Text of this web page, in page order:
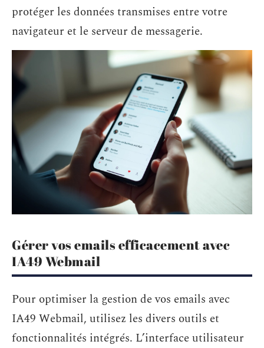
protéger les données transmises entre votre
navigateur et le serveur de messagerie.
Gérer vos emails efficacement avec
IA49 Webmail
Pour optimiser la gestion de vos emails avec
IA49 Webmail, utilisez les divers outils et
fonctionnalités intégrés. L’interface utilisateur